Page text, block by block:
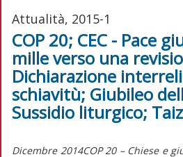
Attualità, 2015-1
COP 20; CEC - Pace
mille verso una
Dichiarazione
schiavitù; Giubileo
Sussidio liturgico;
Dicembre 2014COP 20 – Chiese e